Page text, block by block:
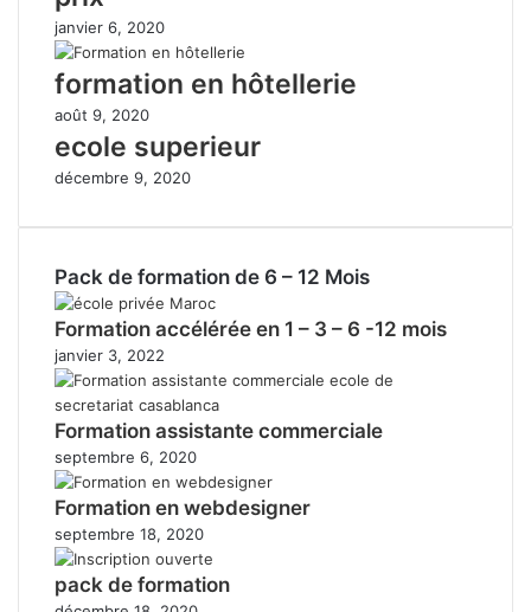
janvier 6, 2020
formation en hôtellerie
août 9, 2020
ecole superieur
décembre 9, 2020
Pack de formation de 6 – 12 Mois
Formation accélérée en 1 – 3 – 6 -12 mois
janvier 3, 2022
Formation assistante commerciale
septembre 6, 2020
Formation en webdesigner
septembre 18, 2020
pack de formation